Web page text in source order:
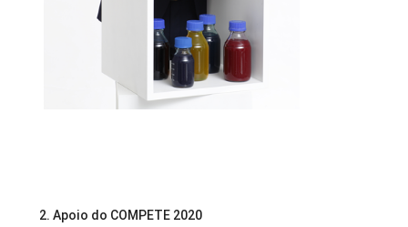
2. Apoio do COMPETE 2020